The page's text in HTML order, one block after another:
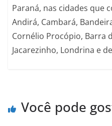
Paraná, nas cidades que
Andirá, Cambará,
Cornélio Procópio, Barra
Jacarezinho, Londrina e
Você pode